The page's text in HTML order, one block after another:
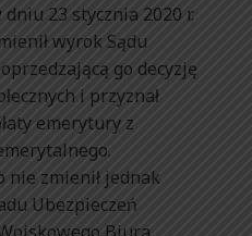
dniu 23 stycznia 2020 r.
wyrok Sądu
go decyzję
i przyznał
emerytury z
nie zmienił jednak
Ubezpieczeń